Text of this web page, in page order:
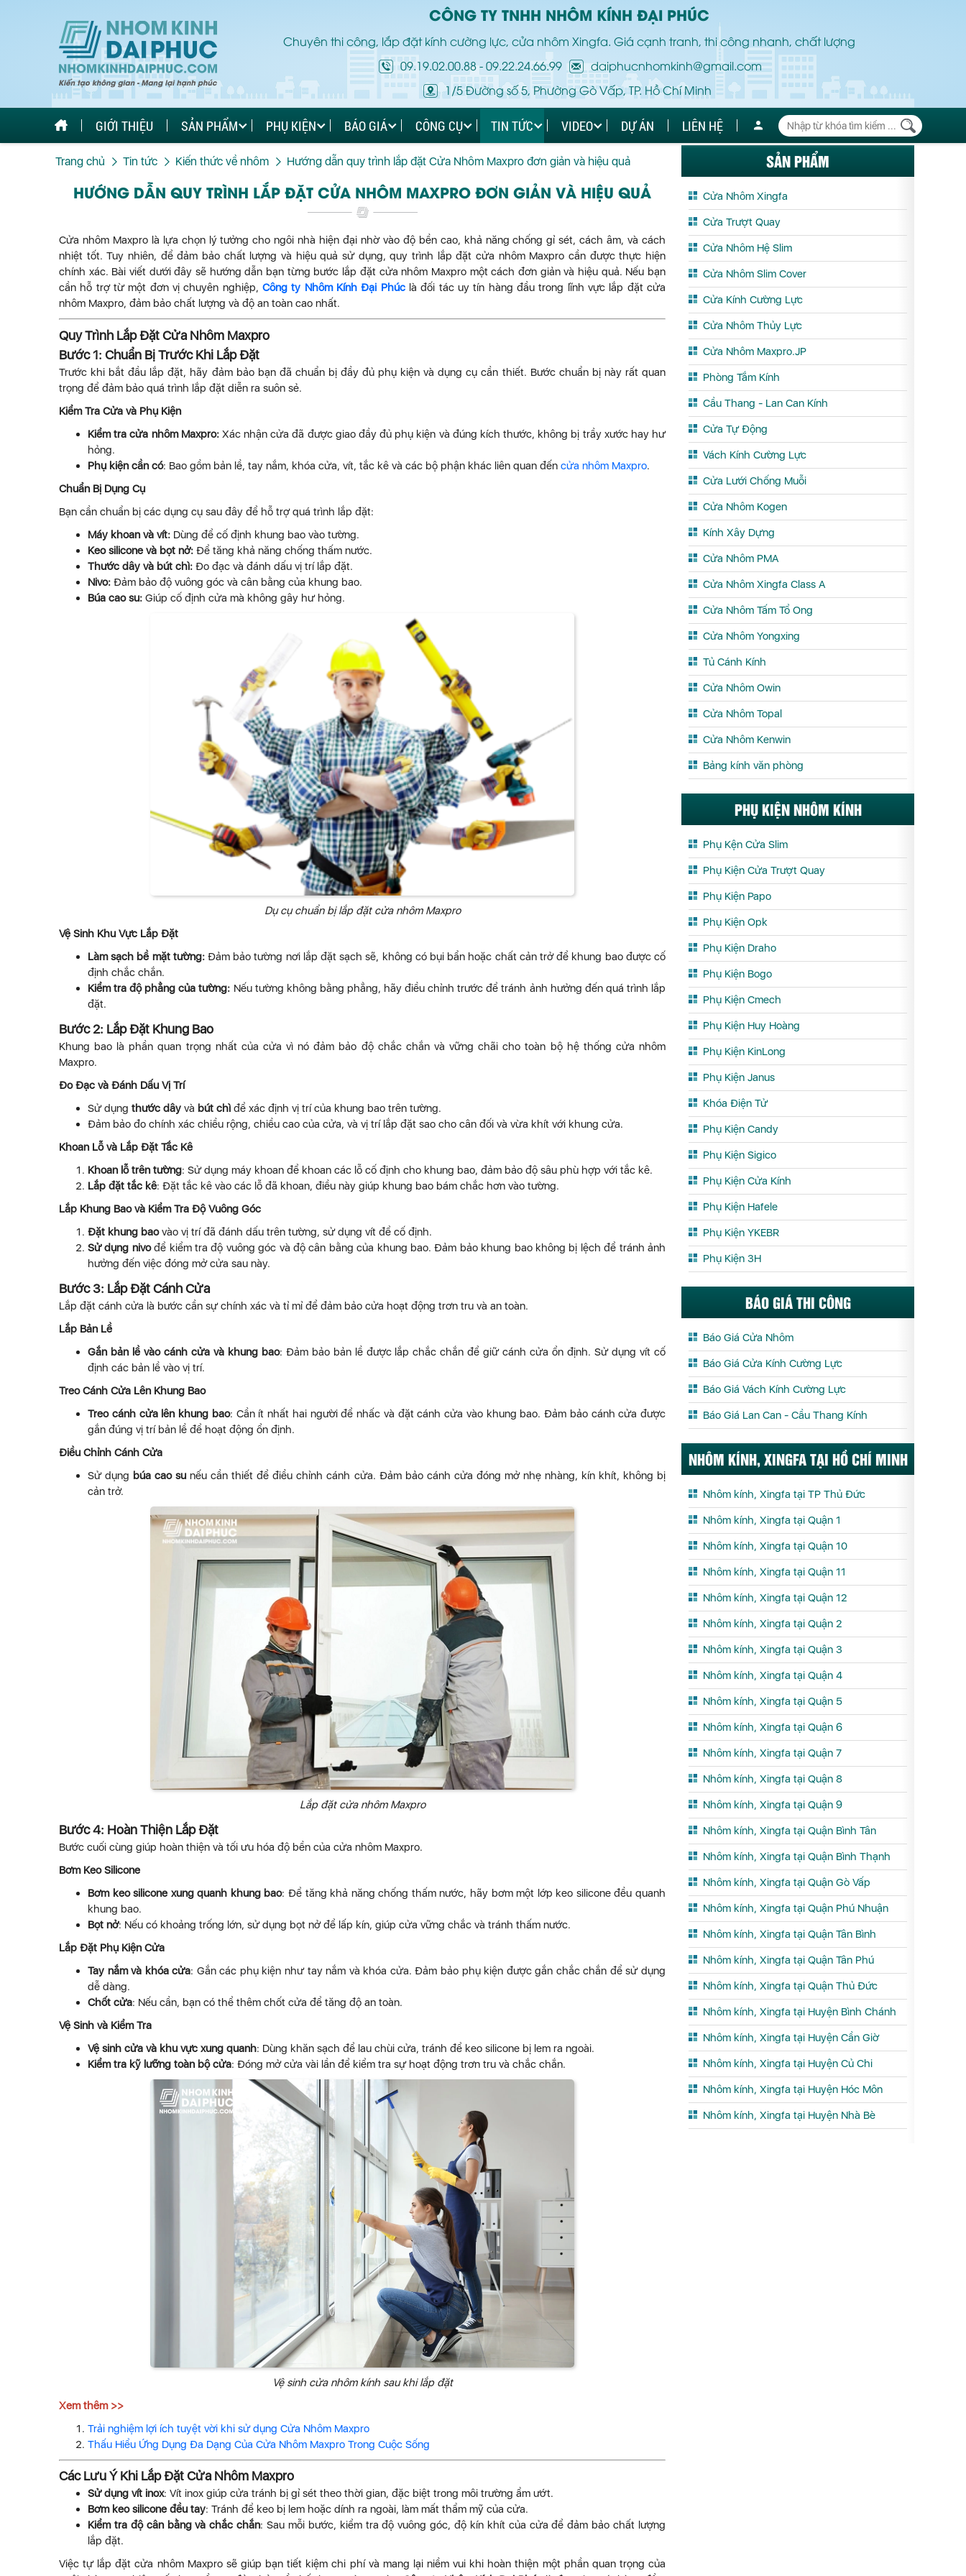
CÔNG TY TNHH NHÔM KÍNH ĐẠI PHÚC
Chuyên thi công, lắp đặt kính cường lực, cửa nhôm Xingfa. Giá cạnh tranh, thi công nhanh, chất lượng
09.19.02.00.88-09.22.24.66.99
daiphucnhomkinh@gmail.com
1/5 Đường số 5, Phường Gò Vấp, TP. Hồ Chí Minh
GIỚI THIỆU SẢN PHẨM PHỤ KIỆN BÁO GIÁ CÔNG CỤ TIN TỨC VIDEO DỰ ÁN LIÊN HỆ
Trang chủ Tin tức Kiến thức về nhôm Hướng dẫn quy trình lắp đặt Cửa Nhôm Maxpro đơn giản và hiệu quả
HƯỚNG DẪN QUY TRÌNH LẮP ĐẶT CỬA NHÔM MAXPRO ĐƠN GIẢN VÀ HIỆU QUẢ
Cửa nhôm Maxpro là lựa chọn lý tưởng cho ngôi nhà hiện đại nhờ vào độ bền cao, khả năng chống gỉ sét, cách âm, và cách
nhiệt tốt. Tuy nhiên, để đảm bảo chất lượng và hiệu quả sử dụng, quy trình lắp đặt cửa nhôm Maxpro cần được thực hiện
chính xác. Bài viết dưới đây sẽ hướng dẫn bạn từng bước lắp đặt cửa nhôm Maxpro một cách đơn giản và hiệu quả. Nếu bạn
cần hỗ trợ từ một đơn vị chuyên nghiệp, Công ty Nhôm Kính Đại Phúclà đối tác uy tín hàng đầu trong lĩnh vực lắp đặt cửa
nhôm Maxpro, đảm bảo chất lượng và độ an toàn cao nhất.
Quy Trình Lắp Đặt Cửa Nhôm Maxpro
Bước 1: Chuẩn Bị Trước Khi Lắp Đặt
Trước khi bắt đầu lắp đặt, hãy đảm bảo bạn đã chuẩn bị đầy đủ phụ kiện và dụng cụ cần thiết. Bước chuẩn bị này rất quan
trọng để đảm bảo quá trình lắp đặt diễn ra suôn sẻ.
Kiểm Tra Cửa và Phụ Kiện
Kiểm tra cửa nhôm Maxpro:Xác nhận cửa đã được giao đầy đủ phụ kiện và đúng kích thước, không bị trầy xước hay hư
hỏng.
Phụ kiện cần có: Bao gồm bản lề, tay nắm, khóa cửa, vít, tắc kê và các bộ phận khác liên quan đến cửa nhôm Maxpro.
Chuẩn Bị Dụng Cụ
Bạn cần chuẩn bị các dụng cụ sau đây để hỗ trợ quá trình lắp đặt:
Máy khoan và vít: Dùng để cố định khung bao vào tường.
Keo silicone và bọt nở: Để tăng khả năng chống thấm nước.
Thước dây và bút chì: Đo đạc và đánh dấu vị trí lắp đặt.
Nivo: Đảm bảo độ vuông góc và cân bằng của khung bao.
Búa cao su: Giúp cố định cửa mà không gây hư hỏng.
Dụ cụ chuẩn bị lắp đặt cửa nhôm Maxpro
Vệ Sinh Khu Vực Lắp Đặt
Làm sạch bề mặt tường:Đảm bảo tường nơi lắp đặt sạch sẽ, không có bụi bẩn hoặc chất cản trở để khung bao được cố
định chắc chắn.
Kiểm tra độ phẳng của tường: Nếu tường không bằng phẳng, hãy điều chỉnh trước để tránh ảnh hưởng đến quá trình lắp
đặt.
Bước 2: Lắp Đặt Khung Bao
Khung bao là phần quan trọng nhất của cửa vì nó đảm bảo độ chắc chắn và vững chãi cho toàn bộ hệ thống cửa nhôm
Maxpro.
Đo Đạc và Đánh Dấu Vị Trí
Sử dụng thước dây và bút chì để xác định vị trí của khung bao trên tường.
Đảm bảo đo chính xác chiều rộng, chiều cao của cửa, và vị trí lắp đặt sao cho cân đối và vừa khít với khung cửa.
Khoan Lỗ và Lắp Đặt Tắc Kê
Khoan lỗ trên tường: Sử dụng máy khoan để khoan các lỗ cố định cho khung bao, đảm bảo độ sâu phù hợp với tắc kê.
Lắp đặt tắc kê: Đặt tắc kê vào các lỗ đã khoan, điều này giúp khung bao bám chắc hơn vào tường.
Lắp Khung Bao và Kiểm Tra Độ Vuông Góc
Đặt khung baovào vị trí đã đánh dấu trên tường, sử dụng vít để cố định.
Sử dụng nivođể kiểm tra độ vuông góc và độ cân bằng của khung bao. Đảm bảo khung bao không bị lệch để tránh ảnh
hưởng đến việc đóng mở cửa sau này.
Bước 3: Lắp Đặt Cánh Cửa
Lắp đặt cánh cửa là bước cần sự chính xác và tỉ mỉ để đảm bảo cửa hoạt động trơn tru và an toàn.
Lắp Bản Lề
Gắn bản lề vào cánh cửa và khung bao: Đảm bảo bản lề được lắp chắc chắn để giữ cánh cửa ổn định. Sử dụng vít cố
định các bản lề vào vị trí.
Treo Cánh Cửa Lên Khung Bao
Treo cánh cửa lên khung bao: Cần ít nhất hai người để nhấc và đặt cánh cửa vào khung bao. Đảm bảo cánh cửa được
gắn đúng vị trí bản lề để hoạt động ổn định.
Điều Chỉnh Cánh Cửa
Sử dụng búa cao su nếu cần thiết để điều chỉnh cánh cửa. Đảm bảo cánh cửa đóng mở nhẹ nhàng, kín khít, không bị
cản trở.
Lắp đặt cửa nhôm Maxpro
Bước 4: Hoàn Thiện Lắp Đặt
Bước cuối cùng giúp hoàn thiện và tối ưu hóa độ bền của cửa nhôm Maxpro.
Bơm Keo Silicone
Bơm keo silicone xung quanh khung bao: Để tăng khả năng chống thấm nước, hãy bơm một lớp keo silicone đều quanh
khung bao.
Bọt nở: Nếu có khoảng trống lớn, sử dụng bọt nở để lấp kín, giúp cửa vững chắc và tránh thấm nước.
Lắp Đặt Phụ Kiện Cửa
Tay nắm và khóa cửa: Gắn các phụ kiện như tay nắm và khóa cửa. Đảm bảo phụ kiện được gắn chắc chắn để sử dụng
dễ dàng.
Chốt cửa: Nếu cần, bạn có thể thêm chốt cửa để tăng độ an toàn.
Vệ Sinh và Kiểm Tra
Vệ sinh cửa và khu vực xung quanh: Dùng khăn sạch để lau chùi cửa, tránh để keo silicone bị lem ra ngoài.
Kiểm tra kỹ lưỡng toàn bộ cửa: Đóng mở cửa vài lần để kiểm tra sự hoạt động trơn tru và chắc chắn.
Vệ sinh cửa nhôm kính sau khi lắp đặt
Xem thêm >>
Trải nghiệm lợi ích tuyệt vời khi sử dụng Cửa Nhôm Maxpro
Thấu Hiểu Ứng Dụng Đa Dạng Của Cửa Nhôm Maxpro Trong Cuộc Sống
Các Lưu Ý Khi Lắp Đặt Cửa Nhôm Maxpro
Sử dụng vít inox: Vít inox giúp cửa tránh bị gỉ sét theo thời gian, đặc biệt trong môi trường ẩm ướt.
Bơm keo silicone đều tay: Tránh để keo bị lem hoặc dính ra ngoài, làm mất thẩm mỹ của cửa.
Kiểm tra độ cân bằng và chắc chắn: Sau mỗi bước, kiểm tra độ vuông góc, độ kín khít của cửa để đảm bảo chất lượng
lắp đặt.
Việc tự lắp đặt cửa nhôm Maxpro sẽ giúp bạn tiết kiệm chi phí và mang lại niềm vui khi hoàn thiện một phần quan trọng của
SẢN PHẨM
Cửa Nhôm Xingfa
Cửa Trượt Quay
Cửa Nhôm Hệ Slim
Cửa Nhôm Slim Cover
Cửa Kính Cường Lực
Cửa Nhôm Thủy Lực
Cửa Nhôm Maxpro.JP
Phòng Tắm Kính
Cầu Thang - Lan Can Kính
Cửa Tự Động
Vách Kính Cường Lực
Cửa Lưới Chống Muỗi
Cửa Nhôm Kogen
Kính Xây Dựng
Cửa Nhôm PMA
Cửa Nhôm Xingfa Class A
Cửa Nhôm Tấm Tổ Ong
Cửa Nhôm Yongxing
Tủ Cánh Kính
Cửa Nhôm Owin
Cửa Nhôm Topal
Cửa Nhôm Kenwin
Bảng kính văn phòng
PHỤ KIỆN NHÔM KÍNH
Phụ Kện Cửa Slim
Phụ Kiện Cửa Trượt Quay
Phụ Kiện Papo
Phụ Kiện Opk
Phụ Kiện Draho
Phụ Kiện Bogo
Phụ Kiện Cmech
Phụ Kiện Huy Hoàng
Phụ Kiện KinLong
Phụ Kiện Janus
Khóa Điện Tử
Phụ Kiện Candy
Phụ Kiện Sigico
Phụ Kiện Cửa Kính
Phụ Kiện Hafele
Phụ Kiện YKEBR
Phụ Kiện 3H
BÁO GIÁ THI CÔNG
Báo Giá Cửa Nhôm
Báo Giá Cửa Kính Cường Lực
Báo Giá Vách Kính Cường Lực
Báo Giá Lan Can - Cầu Thang Kính
NHÔM KÍNH, XINGFA TẠI HỒ CHÍ MINH
Nhôm kính, Xingfa tại TP Thủ Đức
Nhôm kính, Xingfa tại Quận 1
Nhôm kính, Xingfa tại Quận 10
Nhôm kính, Xingfa tại Quận 11
Nhôm kính, Xingfa tại Quận 12
Nhôm kính, Xingfa tại Quận 2
Nhôm kính, Xingfa tại Quận 3
Nhôm kính, Xingfa tại Quận 4
Nhôm kính, Xingfa tại Quận 5
Nhôm kính, Xingfa tại Quận 6
Nhôm kính, Xingfa tại Quận 7
Nhôm kính, Xingfa tại Quận 8
Nhôm kính, Xingfa tại Quận 9
Nhôm kính, Xingfa tại Quận Bình Tân
Nhôm kính, Xingfa tại Quận Bình Thạnh
Nhôm kính, Xingfa tại Quận Gò Vấp
Nhôm kính, Xingfa tại Quận Phú Nhuận
Nhôm kính, Xingfa tại Quận Tân Bình
Nhôm kính, Xingfa tại Quận Tân Phú
Nhôm kính, Xingfa tại Quận Thủ Đức
Nhôm kính, Xingfa tại Huyện Bình Chánh
Nhôm kính, Xingfa tại Huyện Cần Giờ
Nhôm kính, Xingfa tại Huyện Củ Chi
Nhôm kính, Xingfa tại Huyện Hóc Môn
Nhôm kính, Xingfa tại Huyện Nhà Bè